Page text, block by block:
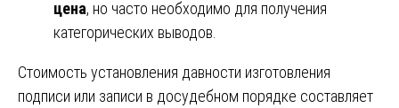
цена, но часто необходимо для получения
категорических выводов.
Стоимость установления давности изготовления
подписи или записи в досудебном порядке составляет